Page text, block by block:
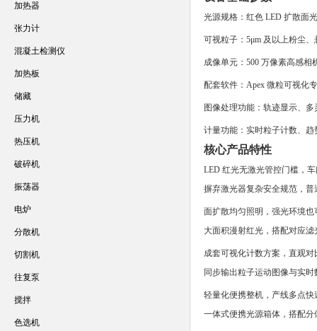
光源规格：红色 LED 扩散面
可视粒子：5μm 及以上粉尘、
成像单元：500 万像素高感相
配套软件：Apex 微粒可视化
图像处理功能：轨迹显示、
计量功能：实时粒子计数、
核心产品特性
LED 红光无激光管控门槛，
摒弃激光器复杂安全规范，
面扩散均匀照明，强光环境也
大面积漫射红光，搭配对应
成套可视化计数方案，直观对
同步输出粒子运动图像与实
轻量化便携整机，产线多点快
一体式便携光源箱体，搭配
加热器
张力计
混凝土检测仪
加热板
储藏
压力机
热压机
破碎机
振荡器
电炉
分散机
切割机
往复泵
搅拌
色选机